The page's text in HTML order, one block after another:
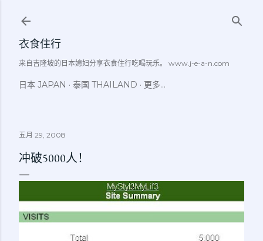
衣食住行
来自吉隆坡的日本媳妇分享衣食住行吃喝玩乐。 www.j-e-a-n.com
日本 JAPAN 泰国 THAILAND 更多…
五月 29, 2008
冲破5000人！